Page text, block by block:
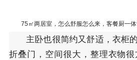
75㎡两居室，怎么舒服怎么来，客餐厨一
主卧也很简约又舒适，衣柜
折叠门，空间很大，整理衣物